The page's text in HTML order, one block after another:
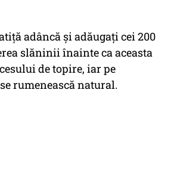
adâncă și adăugați cei 200
slăninii înainte ca aceasta
de topire, iar pe
rumenească natural.